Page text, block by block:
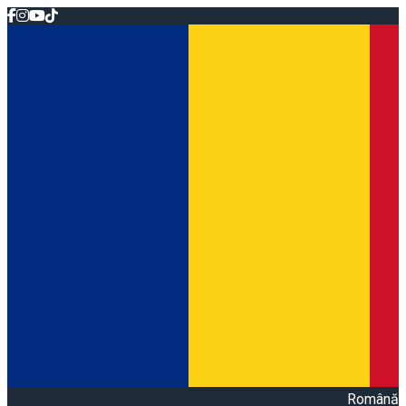
Română